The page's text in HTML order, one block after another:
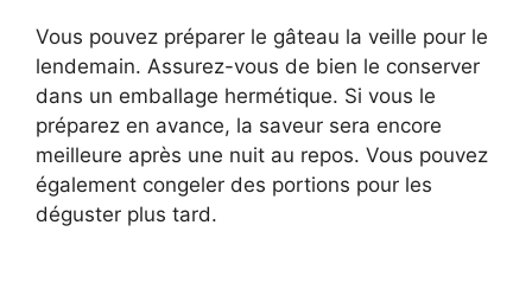
Vous pouvez préparer le gâteau la veille pour le
lendemain. Assurez-vous de bien le conserver
dans un emballage hermétique. Si vous le
préparez en avance, la saveur sera encore
meilleure après une nuit au repos. Vous pouvez
également congeler des portions pour les
déguster plus tard.